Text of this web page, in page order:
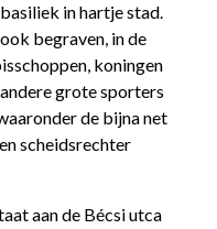
in hartje stad.
begraven, in de
koningen
grote sporters
de bijna net
scheidsrechter
aan de Bécsi utca